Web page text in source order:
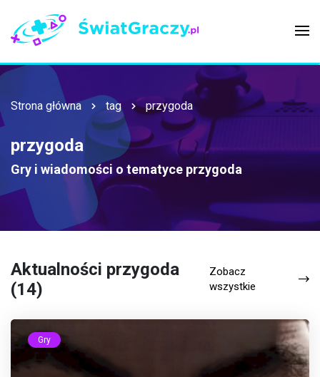
Strona główna tag przygoda
przygoda
Gry i wiadomości o tematyce przygoda
Aktualności przygoda
(14)
Zobacz
wszystkie
Gry